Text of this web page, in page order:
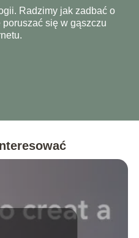
Radzimy jak zadbać o
się w gąszczu